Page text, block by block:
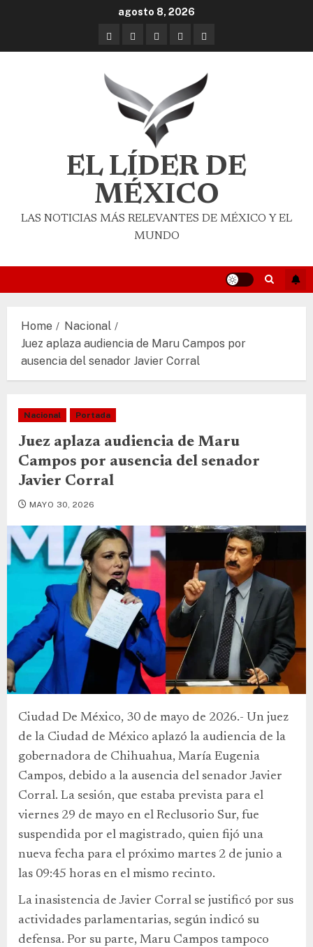
agosto 8, 2026
EL LÍDER DE
MÉXICO
LAS NOTICIAS MÁS RELEVANTES DE MÉXICO Y EL
MUNDO
Home
Nacional
Juez aplaza audiencia de Maru Campos por
ausencia del senador Javier Corral
Nacional Portada
Juez aplaza audiencia de Maru
Campos por ausencia del senador
Javier Corral
MAYO 30, 2026
Ciudad De México, 30 de mayo de 2026.- Un juez
de la Ciudad de México aplazó la audiencia de la
gobernadora de Chihuahua, María Eugenia
Campos, debido a la ausencia del senador Javier
Corral. La sesión, que estaba prevista para el
viernes 29 de mayo en el Reclusorio Sur, fue
suspendida por el magistrado, quien fijó una
nueva fecha para el próximo martes 2 de junio a
las 09:45 horas en el mismo recinto.
La inasistencia de Javier Corral se justificó por sus
actividades parlamentarias, según indicó su
defensa. Por su parte, Maru Campos tampoco